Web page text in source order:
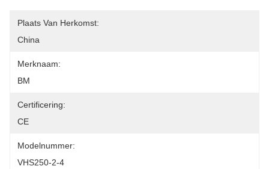
Plaats Van Herkomst:
China
Merknaam:
BM
Certificering:
CE
Modelnummer:
VHS250-2-4